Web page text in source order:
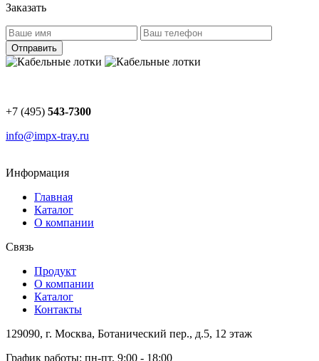
Заказать
Отправить
+7 (495) 543-7300
info@impx-tray.ru
Информация
Главная
Каталог
О компании
Связь
Продукт
О компании
Каталог
Контакты
129090, г. Москва, Ботанический пер., д.5, 12 этаж
График работы: пн-пт, 9:00 - 18:00